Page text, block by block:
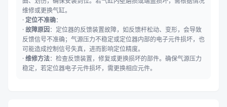
维修或更换气缸。
· 定位不准确：
·故障原因 ：定位器的反馈装置故障，如反馈杆松动、变形，会导致
反馈信号不准确；气源压力不稳定或定位器内部的电子元件损坏，也
可能造成控制信号失真，进而影响定位精度。
·维修方法：检查反馈装置，修复或更换损坏的部件。确保气源压力
稳定，若定位器电子元件损坏，需更换相应元件。